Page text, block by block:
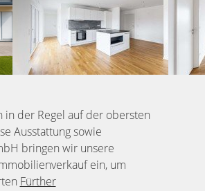
in der Regel auf der obersten
Ausstattung sowie
bringen wir unsere
ein, um
Fürther